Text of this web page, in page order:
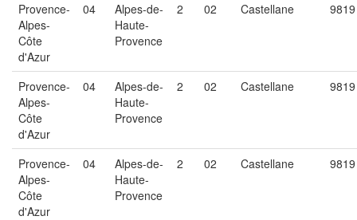
Provence-
Alpes-
Côte
d'Azur
04
Alpes-de-
Haute-
Provence
2 02 Castellane 9819
Provence-
Alpes-
Côte
d'Azur
04
Alpes-de-
Haute-
Provence
2 02 Castellane 9819
Provence-
Alpes-
Côte
d'Azur
04
Alpes-de-
Haute-
Provence
2 02 Castellane 9819